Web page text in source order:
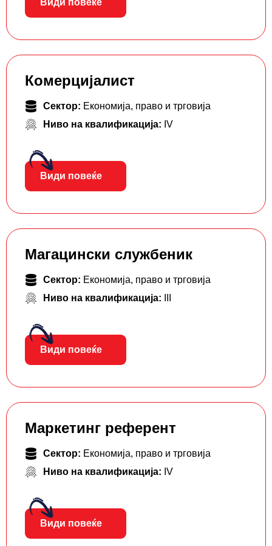
Види повеќе
Комерцијалист
Сектор: Економија, право и трговија
Ниво на квалификација: IV
Види повеќе
Магацински службеник
Сектор: Економија, право и трговија
Ниво на квалификација:
Види повеќе
Маркетинг референт
Сектор: Економија, право и трговија
Ниво на квалификација: IV
Види повеќе